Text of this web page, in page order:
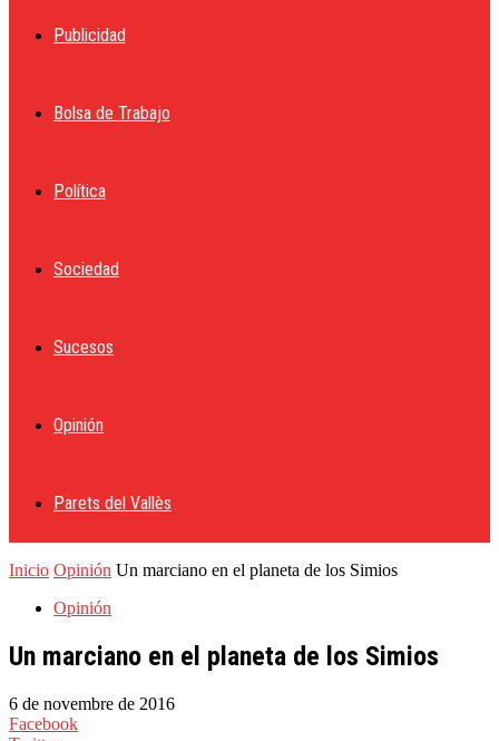
Publicidad
Bolsa de Trabajo
Política
Sociedad
Sucesos
Opinión
Parets del Vallès
Inicio Opinión Un marciano en el planeta de los Simios
Opinión
Un marciano en el planeta de los Simios
6 de novembre de 2016
Facebook